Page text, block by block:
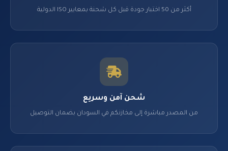
أكثر من 50 اختبار جودة قبل كل شحنة بمعايير ISO الدولية
شحن آمن وسريع
من المصدر مباشرة إلى مخازنكم في السودان بضمان التوصيل